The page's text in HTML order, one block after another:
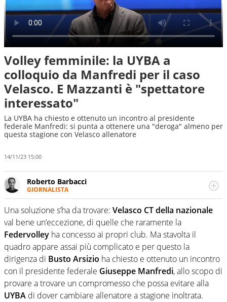
Volley femminile: la UYBA a
colloquio da Manfredi per il caso
Velasco. E Mazzanti è "spettatore
interessato"
La UYBA ha chiesto e ottenuto un incontro al presidente
federale Manfredi: si punta a ottenere una "deroga" almeno per
questa stagione con Velasco allenatore
14/11/23 15:00
Roberto Barbacci
GIORNALISTA
Giornalista (pubblicista) sportivo a tutto campo, è il
tuttologo di Virgilio Sport. Provate a chiedergli di boxe, di
scherma, di volley o di curling: ve ne farà innamorare
Una soluzione s’ha da trovare: Velasco CT della nazionale
val bene un’eccezione, di quelle che raramente la
Federvolley ha concesso ai propri club. Ma stavolta il
quadro appare assai più complicato e per questo la
dirigenza di Busto Arsizio ha chiesto e ottenuto un incontro
con il presidente federale Giuseppe Manfredi, allo scopo di
provare a trovare un compromesso che possa evitare alla
UYBA di dover cambiare allenatore a stagione inoltrata.